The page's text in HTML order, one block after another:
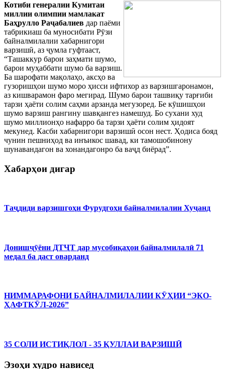
Котиби генералии Кумитаи
миллии олимпии мамлакат
Баҳрулло Раҷабалиев дар паёми
табрикиаш ба муносибати Рӯзи
байналмилалии хабарнигори
варзишӣ, аз ҷумла гуфтааст,
“Ташаккур барои заҳмати шумо,
барои муҳаббати шумо ба варзиш.
Ба шарофати мақолаҳо, аксҳо ва
гузоришҳои шумо моро ҳисси ифтихор аз варзишгаронамон,
аз кишварамон фаро мегирад. Шумо барои ташвиқу тарғиби
тарзи ҳаёти солим саҳми арзанда мегузоред. Бе кӯшишҳои
шумо варзиш рангину шавқангез намешуд. Бо сухани худ
шумо миллионҳо нафарро ба тарзи ҳаёти солим ҳидоят
мекунед. Касби хабарнигори варзишӣ осон нест. Ҳодиса бояд
чунин пешниҳод ва инъикос шавад, ки тамошобинону
шунавандагон ва хонандагонро ба ваҷд биёрад”.
Хабарҳои дигар
Таҷдиди варзишгоҳи Фурудгоҳи байналмилалии Хуҷанд
Донишҷӯёни ДТҶТ дар мусобиқаҳои байналмилалӣ 71
медал ба даст оварданд
НИММАРАФОНИ БАЙНАЛМИЛАЛИИ КӮҲИИ “ЭКО-
ҲАФТКӮЛ-2026”
35 СОЛИ ИСТИҚЛОЛ - 35 ҚУЛЛАИ ВАРЗИШӢ
Эзоҳи худро нависед